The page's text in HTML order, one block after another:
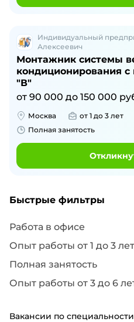
Индивидуальный
Алексеевич
Монтажник системы
кондиционирования с
"В"
от 90 000 до 150 000
Москва от 1 до 3 лет
Полная занятость
Быстрые фильтры
Работа в офисе
Опыт работы от 1 до 3 лет
Полная занятость
Опыт работы от 3 до 6
Вакансии по